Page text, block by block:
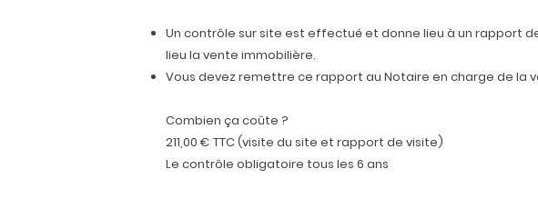
Un contrôle sur site est effectué et donne lieu à un rapport
lieu la vente immobilière.
Vous devez remettre ce rapport au Notaire en charge de la
Combien ça coûte ?
211,00 € TTC (visite du site et rapport de visite)
Le contrôle obligatoire tous les 6 ans